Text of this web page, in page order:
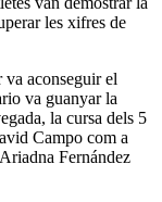
les xifres de
aconseguir el
va guanyar la
la cursa dels 5
Campo com a
Fernández